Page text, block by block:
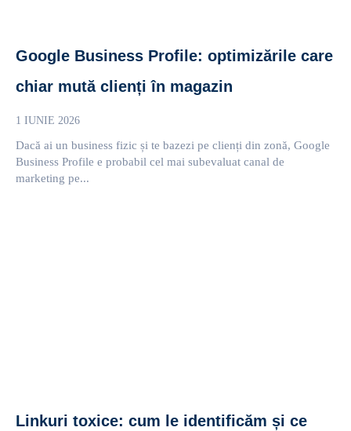
Google Business Profile: optimizările care
chiar mută clienți în magazin
1 IUNIE 2026
Dacă ai un business fizic și te bazezi pe clienți din zonă, Google
Business Profile e probabil cel mai subevaluat canal de
marketing pe...
Linkuri toxice: cum le identificăm și ce